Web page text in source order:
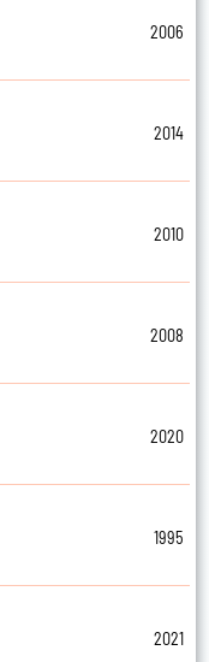
2006
2014
2010
2008
2020
1995
2021